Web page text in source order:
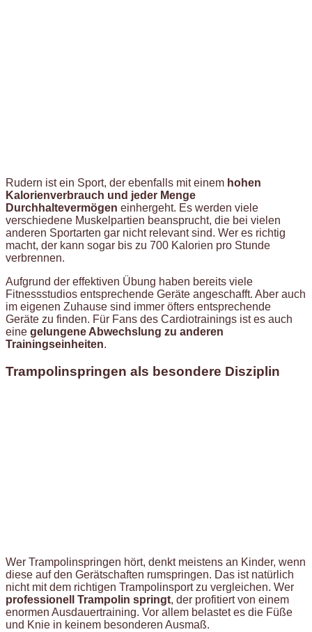
Rudern ist ein Sport, der ebenfalls mit einem hohen
Kalorienverbrauch und jeder Menge
Durchhaltevermögen einhergeht. Es werden viele
verschiedene Muskelpartien beansprucht, die bei vielen
anderen Sportarten gar nicht relevant sind. Wer es richtig
macht, der kann sogar bis zu 700 Kalorien pro Stunde
verbrennen.
Aufgrund der effektiven Übung haben bereits viele
Fitnessstudios entsprechende Geräte angeschafft. Aber auch
im eigenen Zuhause sind immer öfters entsprechende
Geräte zu finden. Für Fans des Cardiotrainings ist es auch
eine gelungene Abwechslung zu anderen
Trainingseinheiten.
Trampolinspringen als besondere Disziplin
Wer Trampolinspringen hört, denkt meistens an Kinder, wenn
diese auf den Gerätschaften rumspringen. Das ist natürlich
nicht mit dem richtigen Trampolinsport zu vergleichen. Wer
professionell Trampolin springt, der profitiert von einem
enormen Ausdauertraining. Vor allem belastet es die Füße
und Knie in keinem besonderen Ausmaß.